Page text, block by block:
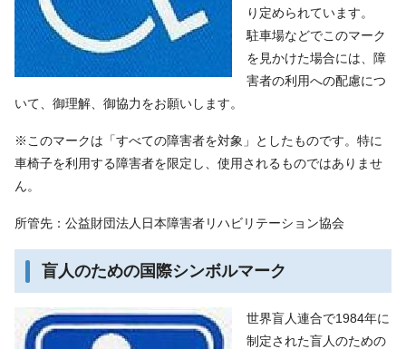
り定められています。
駐車場などでこのマーク
を見かけた場合には、障
害者の利用への配慮につ
いて、御理解、御協力をお願いします。
※このマークは「すべての障害者を対象」としたものです。特に
車椅子を利用する障害者を限定し、使用されるものではありませ
ん。
所管先：公益財団法人日本障害者リハビリテーション協会
盲人のための国際シンボルマーク
世界盲人連合で1984年に
制定された盲人のための